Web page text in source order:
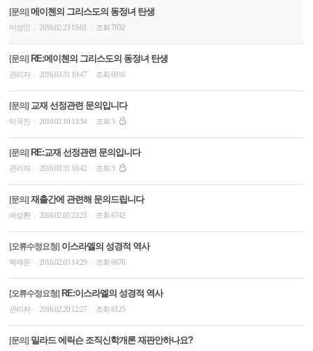
[문의] 메이첸의 그리스도의 동정녀 탄생
이성민 2016.02.23 15:01 조회 7032
[문의] RE:메이첸의 그리스도의 동정녀 탄생
관리자 2016.03.31 10:47 조회 6916
[문의] 교재 선정관련 문의입니다
이국진 2016.02.10 13:34 조회 3
[문의] RE:교재 선정관련 문의입니다
관리자 2016.03.31 10:42 조회 3
[문의] 재출간에 관련해 문의드립니다
배성환 2016.02.05 23:23 조회 6742
[오류수정요청] 이스라엘의 성경적 역사
백재은 2016.02.03 14:29 조회 6676
[오류수정요청] RE:이스라엘의 성경적 역사
관리자 2016.02.20 12:27 조회 6125
[문의] 밀라드 에릭슨 조직신학개론 재판안하나요?